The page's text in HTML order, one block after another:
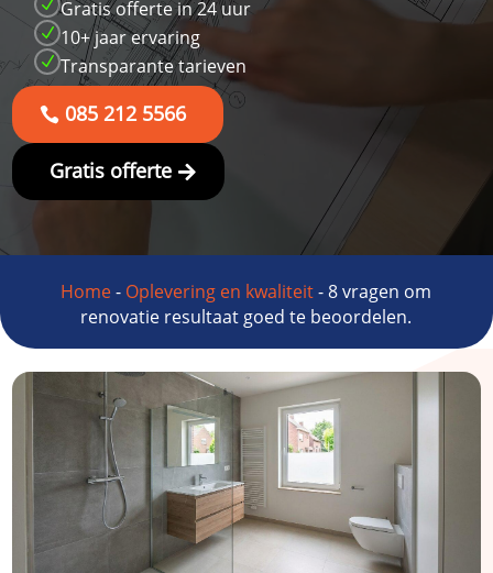
N Gratis offerte in 24 uur
N 10+ jaar ervaring
N Transparante tarieven
085 212 5566
Gratis offerte
Home- Oplevering en kwaliteit-8 vragen om
renovatie resultaat goed te beoordelen.